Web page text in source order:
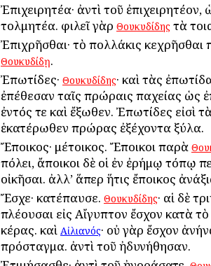
Ἐπιχειρητέα· ἀντὶ τοῦ ἐπιχειρητέον,
τολμητέα. φιλεῖ γὰρ Θουκυδίδης τὰ
Ἐπιχρῆσθαι· τὸ πολλάκις κεχρῆσθαι
Θουκυδίδῃ.
Ἐπωτίδες· Θουκυδίδης· καὶ τὰς
ἐπέθεσαν ταῖς πρώραις παχείας ὡς
ἐντός τε καὶ ἔξωθεν. Ἐπωτίδες εἰσὶ
ἑκατέρωθεν πρώρας ἐξέχοντα ξύλα.
Ἔποικος· μέτοικος. Ἔποικοι παρὰ
πόλει, ἄποικοι δὲ οἱ ἐν ἐρήμῳ τόπῳ
οἰκῆσαι. ἀλλ’ ἅπερ ἥτις ἔποικος
Ἔσχε· κατέπαυσε. Θουκυδίδης· αἱ δὲ
πλέουσαι εἰς Αἴγυπτον ἔσχον κατὰ
κέρας. καὶ Αἰλιανός· οὐ γὰρ ἔσχον
πρόσταγμα. ἀντὶ τοῦ ἠδυνήθησαν.